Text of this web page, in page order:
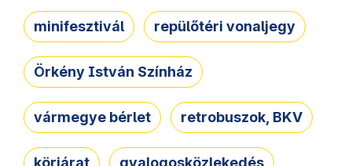
minifesztivál repülőtéri vonaljegy
Örkény István Színház
vármegye bérlet retrobuszok, BKV
körjárat gyalogosközlekedés